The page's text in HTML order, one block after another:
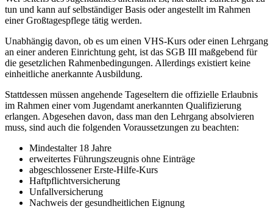
tun und kann auf selbständiger Basis oder angestellt im Rahmen
einer Großtagespflege tätig werden.
Unabhängig davon, ob es um einen VHS-Kurs oder einen Lehrgang
an einer anderen Einrichtung geht, ist das SGB III maßgebend für
die gesetzlichen Rahmenbedingungen. Allerdings existiert keine
einheitliche anerkannte Ausbildung.
Stattdessen müssen angehende Tageseltern die offizielle Erlaubnis
im Rahmen einer vom Jugendamt anerkannten Qualifizierung
erlangen. Abgesehen davon, dass man den Lehrgang absolvieren
muss, sind auch die folgenden Voraussetzungen zu beachten:
Mindestalter 18 Jahre
erweitertes Führungszeugnis ohne Einträge
abgeschlossener Erste-Hilfe-Kurs
Haftpflichtversicherung
Unfallversicherung
Nachweis der gesundheitlichen Eignung